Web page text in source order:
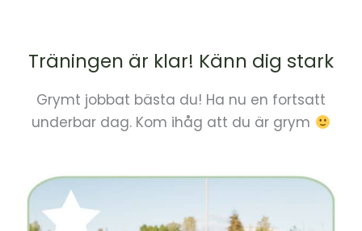
Träningen är klar! Känn dig stark
Grymt jobbat bästa du! Ha nu en fortsatt
underbar dag. Kom ihåg att du är grym